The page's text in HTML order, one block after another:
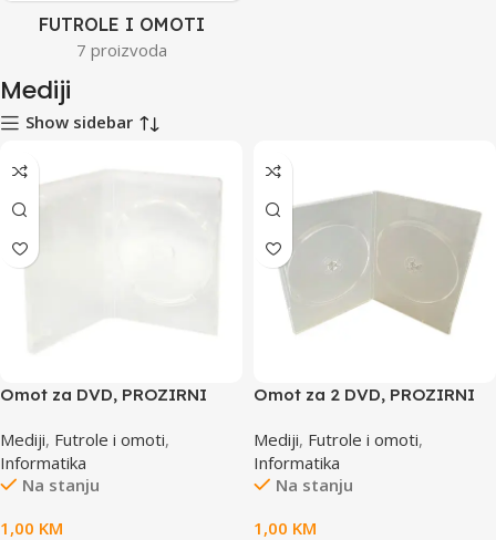
FUTROLE I OMOTI
7 proizvoda
Mediji
Show sidebar
Omot za DVD, PROZIRNI
Mediji, Futrole i omoti,
Informatika
Na stanju
1,00 KM
Omot za 2 DVD, PROZIRNI
Mediji, Futrole i omoti,
Informatika
Na stanju
1,00 KM